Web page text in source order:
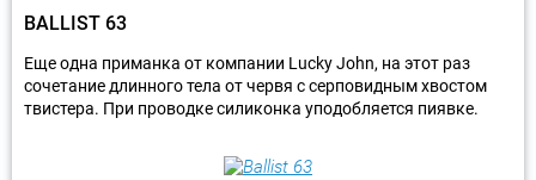
BALLIST 63
Еще одна приманка от компании Lucky John, на этот раз
сочетание длинного тела от червя с серповидным хвостом
твистера. При проводке силиконка уподобляется пиявке.